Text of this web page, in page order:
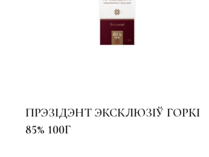
ПРЭЗІДЭНТ ЭКСКЛЮЗІЎ ГОРКІ
85% 100Г